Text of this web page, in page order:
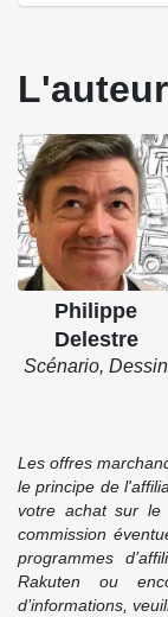
L'auteur
Philippe
Delestre
Scénario, Dessin
Les offres
le principe de
votre achat sur le
commission
programmes
Rakuten ou
d’informations,